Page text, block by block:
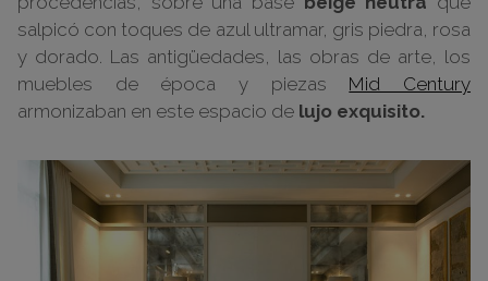
salpicó con toques de azul ultramar, gris piedra, rosa
y dorado. Las antigüedades, las obras de arte, los
muebles de época y piezas Mid Century
armonizaban en este espacio de lujo exquisito.